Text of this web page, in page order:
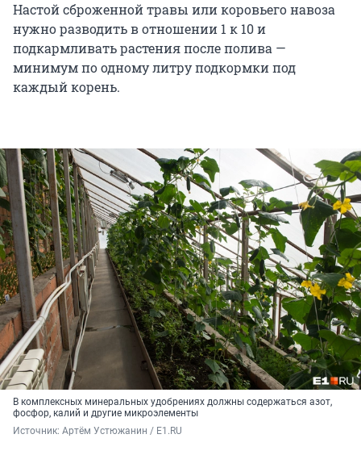
Настой сброженной травы или коровьего навоза
нужно разводить в отношении 1 к 10 и
подкармливать растения после полива —
минимум по одному литру подкормки под
каждый корень.
В комплексных минеральных удобрениях должны содержаться азот,
фосфор, калий и другие микроэлементы
Источник: Артём Устюжанин / E1.RU